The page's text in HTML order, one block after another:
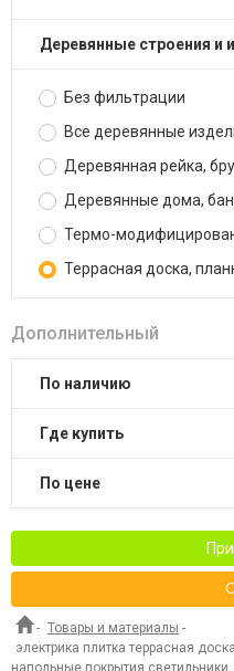
Деревянные строения и
Без фильтрации
Все деревянные
Деревянная рейка,
Деревянные дома,
Термо-
Террасная доска,
Дополнительный
По наличию
Где купить
По цене
- Товары и материалы -
электрика плитка террасная
напольные покрытия